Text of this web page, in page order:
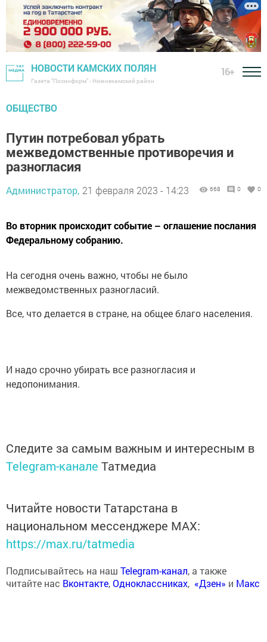
НОВОСТИ КАМСКИХ ПОЛЯН
Газета "Посинформ" - Нижнекамский район
16+
ОБЩЕСТВО
Путин потребовал убрать
межведомственные противоречия и
разногласия
Администратор, 21 февраля 2023 - 14:23 668 0 0
Во вторник происходит событие – оглашение послания
Федеральному собранию.
На сегодня очень важно, чтобы не было
межведомственных разногласий.
Все, что делается в стране, на общее благо населения.
И надо срочно убирать все разногласия и
недопонимания.
Следите за самым важным и интересным в
Telegram-канале Татмедиа
Читайте новости Татарстана в
национальном мессенджере MАХ:
https://max.ru/tatmedia
Подписывайтесь на наш Telegram-канал, а также
читайте нас Вконтакте,Одноклассниках, «Дзен» и Макс